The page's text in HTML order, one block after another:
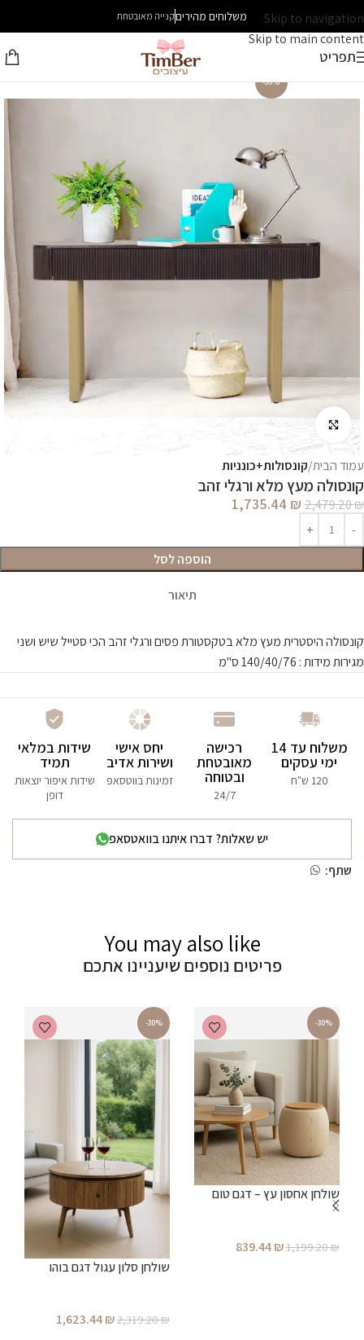
Skip to navigation
Skip to main content
משלוחים מהיריםקנייה מאובטחת
תפריט
עמוד הבית קונסולות+כונניות
קונסולה מעץ מלא ורגלי זהב
2,479.20₪
1,735.44 ₪
הוספה לסל
תיאור
קונסולה היסטרית מעץ מלא בטקסטורת פסים ורגלי זהב הכי סטייל שיש ושני
מגירותמידות : 140/40/76 ס"מ
-30%
לחץ להגדלה
משלוח עד 14
ימי עסקים
120 ש"ח
רכישה
מאובטחת
ובטוחה
24/7
יחס אישי
ושירות אדיב
זמינות בווטסאפ
שידות במלאי
תמיד
שידות איפור יוצאות
דופן
יש שאלות? דברו איתנו בוואטסאפ
שתף:
You may also like
פריטים נוספים שיעניינו אתכם
-30%
שולחן אחסון עץ – דגם טום
1,199.20₪
839.44₪
-30%
שולחן סלון עגול דגם בוהו
2,319.20₪
1,623.44₪